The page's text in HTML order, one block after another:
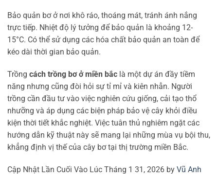
Bảo quản bơ ở nơi khô ráo, thoáng mát, tránh ánh nắng
trực tiếp. Nhiệt độ lý tưởng để bảo quản là khoảng 12-
15°C. Có thể sử dụng các hóa chất bảo quản an toàn để
kéo dài thời gian bảo quản.
Trồng cách trồng bơ ở miền bắc là một dự án đầy tiềm
năng nhưng cũng đòi hỏi sự tỉ mỉ và kiên nhẫn. Người
trồng cần đầu tư vào việc nghiên cứu giống, cải tạo thổ
nhưỡng và áp dụng các biện pháp bảo vệ cây khỏi điều
kiện thời tiết khắc nghiệt. Việc tuân thủ nghiêm ngặt các
hướng dẫn kỹ thuật này sẽ mang lại những mùa vụ bội thu,
khẳng định vị thế của cây bơ tại thị trường miền Bắc.
Cập Nhật Lần Cuối Vào Lúc Tháng 1 31, 2026 by Vũ Anh